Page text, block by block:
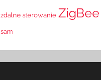
zdalne sterowanie ZigBee
sam